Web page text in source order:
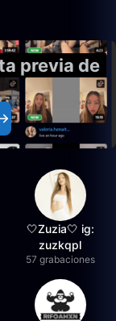
previa de
🤍Zuzia🤍 ig:
zuzkqpl
57 grabaciones